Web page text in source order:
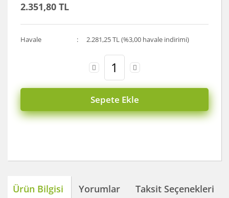
2.351,80 TL
Havale 2.281,25 TL (%3,00 havale indirimi)
Sepete Ekle
Ürün Bilgisi Yorumlar Taksit Seçenekleri